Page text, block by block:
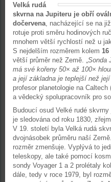
Velká rudá
skvrna na Jupiteru je obří
dočervena, nacházející se na
rotuje proti směru hodinových
mnohem větší rychlostí než u
S nejdelším rozměrem kolem 16
větší průměr než Země. „Sonda
má své kořeny 50× až 100×
a její základna je teplejší než
profesor planetologie na
a vědecký spolupracovník pro
Budoucí osud Velké rudé
je sledována od roku 1830,
V 19. století byla Velká rudá
dvojnásobek průměru naší
rozměr zmenšuje. Vyplývá to
teleskopy, ale také pomocí
sondy Voyager 1 a 2 prolétaly
dále, tedy v roce 1979, byl